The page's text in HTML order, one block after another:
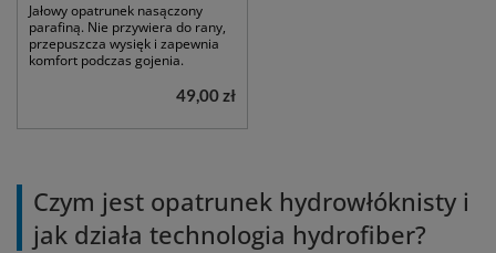
Jałowy opatrunek nasączony
parafiną. Nie przywiera do rany,
przepuszcza wysięk i zapewnia
komfort podczas gojenia.
49,00 zł
Czym jest opatrunek hydrowłóknisty i
jak działa technologia hydrofiber?